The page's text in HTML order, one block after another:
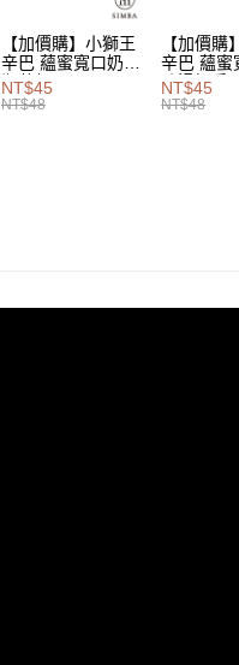
2.透過簡
帳／街口
【注意事項
１．於結
付」結帳
２．訂單
３．收到
／ATM／
付款後全
每筆
【加價購】小獅王
辛巴 蘊蜜寬口奶瓶
瓶蓋組
NT$45
NT$48
【加價購
辛巴 蘊蜜
防滑把手
NT$45
NT$48